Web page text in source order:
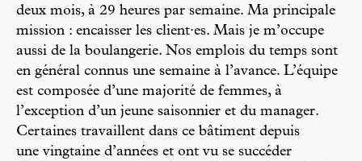
deux mois, à 29 heures par semaine. Ma principale
mission : encaisser les client·es. Mais je m’occupe
aussi de la boulangerie. Nos emplois du temps sont
en général connus une semaine à l’avance. L’équipe
est composée d’une majorité de femmes, à
l’exception d’un jeune saisonnier et du manager.
Certaines travaillent dans ce bâtiment depuis
une vingtaine d’années et ont vu se succéder